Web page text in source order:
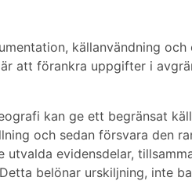
källanvändning
att förankra uppgifter i
kan ge ett begränsat
och sedan försvara den
utvalda evidensdelar,
belönar urskiljning, inte